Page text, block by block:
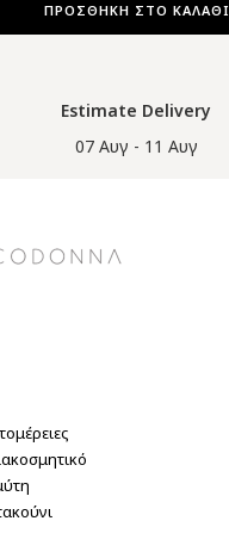
Estimate Delivery
07 Αυγ - 11 Αυγ
ΠΡΟΣΘΗΚΗ ΣΤΟ ΚΑΛΑΘΙ